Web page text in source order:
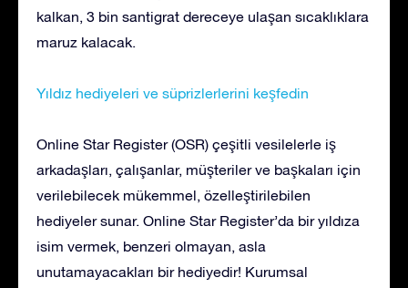
kalkan, 3 bin santigrat dereceye ulaşan sıcaklıklara
maruz kalacak.
Yıldız hediyeleri ve süprizlerlerini keşfedin
Online Star Register (OSR) çeşitli vesilelerle iş
arkadaşları, çalışanlar, müşteriler ve başkaları için
verilebilecek mükemmel, özelleştirilebilen
hediyeler sunar. Online Star Register’da bir yıldıza
isim vermek, benzeri olmayan, asla
unutamayacakları bir hediyedir! Kurumsal